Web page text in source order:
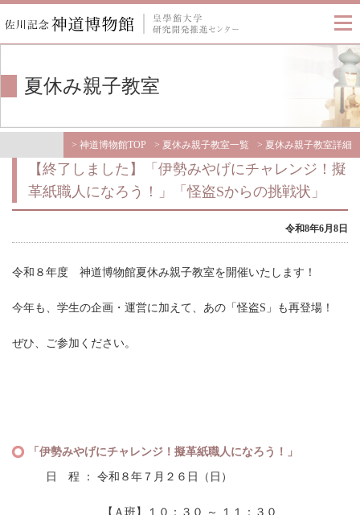
利用案内
主な収蔵資料
特別企画・展示
出版物リスト
お知らせ
夏休み親子教室
> 神道博物館TOP > 夏休み親子教室一覧 > 夏休み親子教室詳細
【終了しました】「伊勢みやげにチャレンジ！擬
革紙職人になろう！」「怪盗Sからの挑戦状」
令和8年6月8日
令和８年度 神道博物館夏休み親子教室を開催いたします！
今年も、学生の企画・運営に加えて、あの「怪盗S」も再登場！
ぜひ、ご参加ください。
「伊勢みやげにチャレンジ！擬革紙職人になろう！」
日 程 ： 令和８年７月２６日（日）
【Ａ班】１０：３０ ～ １１：３０